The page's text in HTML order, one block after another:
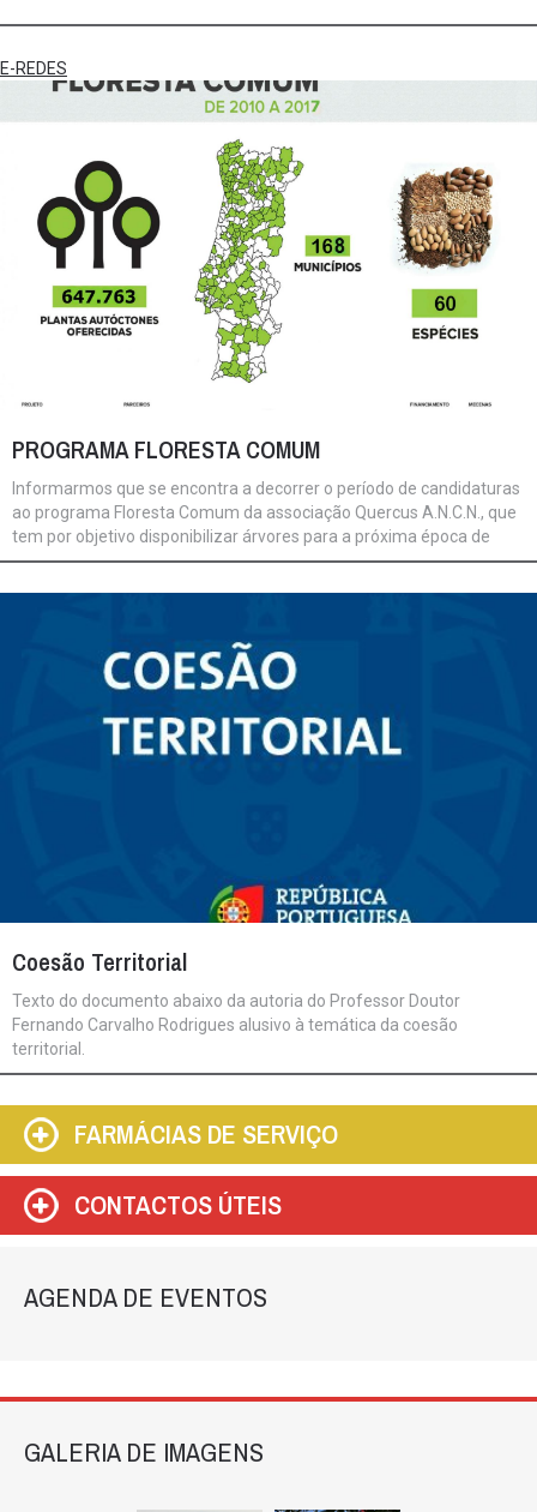
E-REDES
PROGRAMA FLORESTA COMUM
Informarmos que se encontra a decorrer o período de candidaturas
ao programa Floresta Comum da associação Quercus A.N.C.N., que
tem por objetivo disponibilizar árvores para a próxima época de
reflorestação a realizar idealmente entre novembro de 2021 e
próximo dia 30 de setembro de 2021.
Coesão Territorial
Texto do documento abaixo da autoria do Professor Doutor
Fernando Carvalho Rodrigues alusivo à temática da coesão
territorial.
FARMÁCIAS DE SERVIÇO
CONTACTOS ÚTEIS
AGENDA DE EVENTOS
GALERIA DE IMAGENS